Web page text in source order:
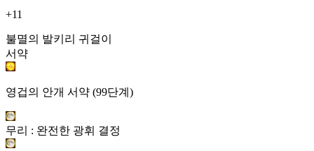
+11
불멸의 발키리 귀걸이
서약
영겁의 안개 서약 (99단계)
무리 : 완전한 광휘 결정